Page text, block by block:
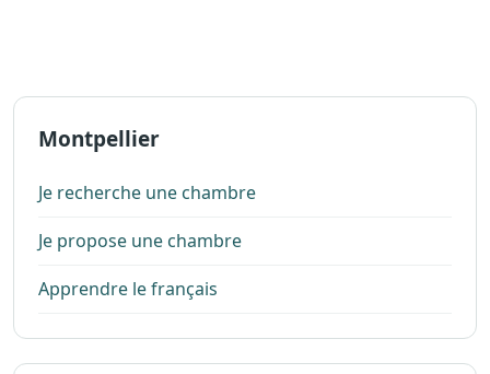
Montpellier
Je recherche une chambre
Je propose une chambre
Apprendre le français